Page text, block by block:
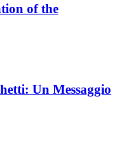
of the
Un Messaggio